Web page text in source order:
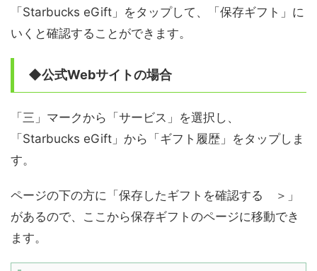
「Starbucks eGift」をタップして、「保存ギフト」に
いくと確認することができます。
◆公式Webサイトの場合
「三」マークから「サービス」を選択し、
「Starbucks eGift」から「ギフト履歴」をタップしま
す。
ページの下の方に「保存したギフトを確認する ＞」
があるので、ここから保存ギフトのページに移動でき
ます。